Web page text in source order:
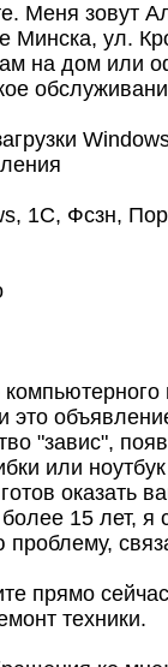
Меня зовут
Минска, ул.
на дом или
1С, Фсзн,
это
"завис",
или
оказать
15 лет, я
прямо
техники.